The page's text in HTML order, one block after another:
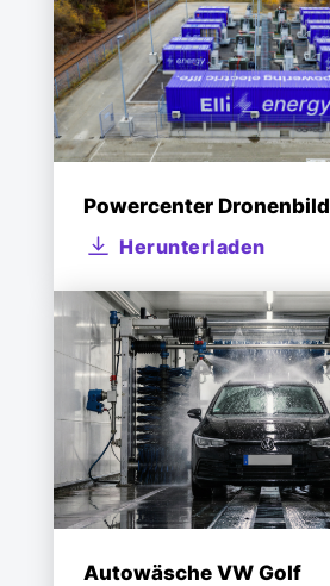
Powercenter Dronenbild
Herunterladen
Autowäsche VW Golf